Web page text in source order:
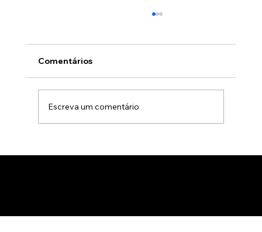
Comentários
Escreva um comentário